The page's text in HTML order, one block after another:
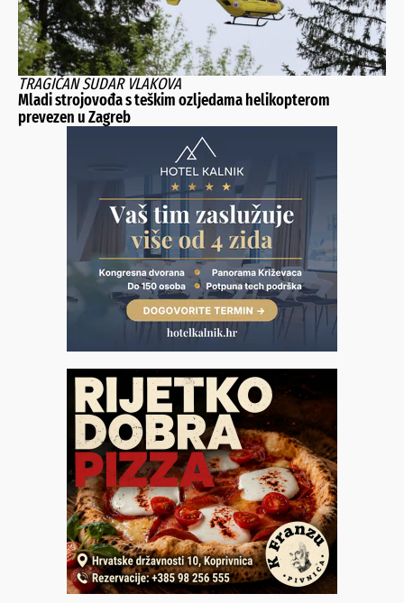
TRAGIČAN SUDAR VLAKOVA
Mladi strojovođa s teškim ozljedama helikopterom
prevezen u Zagreb